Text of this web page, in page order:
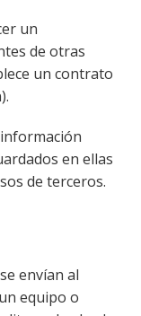
un
de otras
un contrato
en ellas
de terceros.
envían al
equipo o